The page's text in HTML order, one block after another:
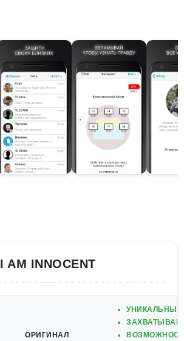
I AM INNOCENT
ОРИГИНАЛ
УНИКАЛЬНЫЙ